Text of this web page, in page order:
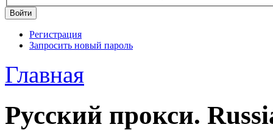
Регистрация
Запросить новый пароль
Главная
Русский прокси.